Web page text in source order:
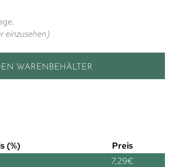
einzusehen)
WARENBEHÄLTER
(%)
Preis
7,29€